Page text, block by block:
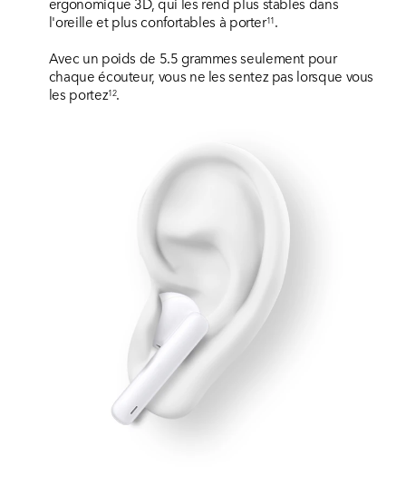
ergonomique 3D, qui les rend plus stables dans
l'oreille et plus confortables à porter11.
Avec un poids de 5.5 grammes seulement pour
chaque écouteur, vous ne les sentez pas lorsque vous
les portez12.